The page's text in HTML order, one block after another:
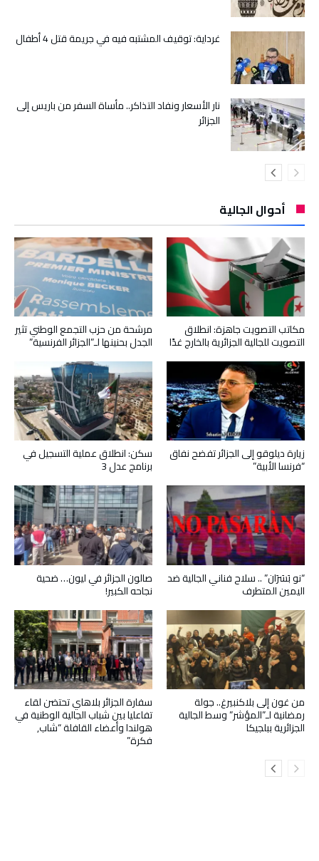
غرداية: توقيف المشتبه فيه في جريمة قتل 4 أطفال
نار الأسعار ونفاد التذاكر.. مأساة السفر من باريس إلى
الجزائر
أحوال الجالية
مرشحة من حزب التجمع الوطني تثير
الجدل بحنينها لـ”الجزائر الفرنسية”
مكاتب التصويت جاهزة: انطلاق
التصويت للجالية الجزائرية بالخارج غدًا
سكن: انطلاق عملية التسجيل في
برنامج عدل 3
زيارة ديلوقو إلى الجزائر تفضح نفاق
“فرنسا الأبية”
صالون الجزائر في ليون… ضحية
نجاحه الكبير!
“نو بَسَرَان” .. سلاح فناني الجالية ضد
اليمين المتطرف
سفارة الجزائر بلاهاي تحتضن لقاء
تفاعليا بين شباب الجالية الوطنية في
هولندا وأعضاء القافلة “شاب,
فكرة”
من غون إلى بلاكنبيرغ.. جولة
رمضانية لـ”المؤشر” وسط الجالية
الجزائرية ببلجيكا